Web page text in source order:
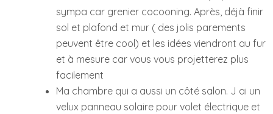
sympa car grenier cocooning. Après, déjà finir
sol et plafond et mur ( des jolis parements
peuvent être cool) et les idées viendront au fur
et à mesure car vous vous projetterez plus
facilement
Ma chambre qui a aussi un côté salon. J ai un
velux panneau solaire pour volet électrique et